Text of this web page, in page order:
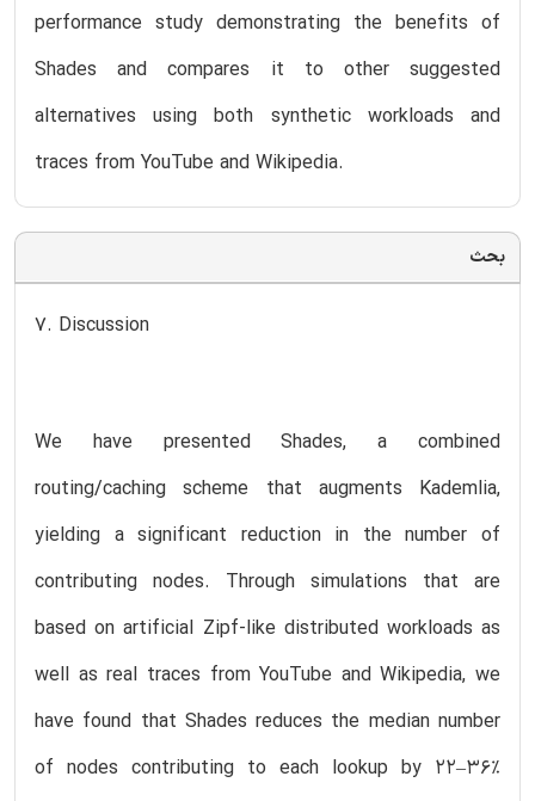
performance study demonstrating the benefits of
Shades and compares it to other suggested
alternatives using both synthetic workloads and
traces from YouTube and Wikipedia.
بحث
7. Discussion
We have presented Shades, a combined
routing/caching scheme that augments Kademlia,
yielding a significant reduction in the number of
contributing nodes. Through simulations that are
based on artificial Zipf-like distributed workloads as
well as real traces from YouTube and Wikipedia, we
have found that Shades reduces the median number
of nodes contributing to each lookup by 22–36%